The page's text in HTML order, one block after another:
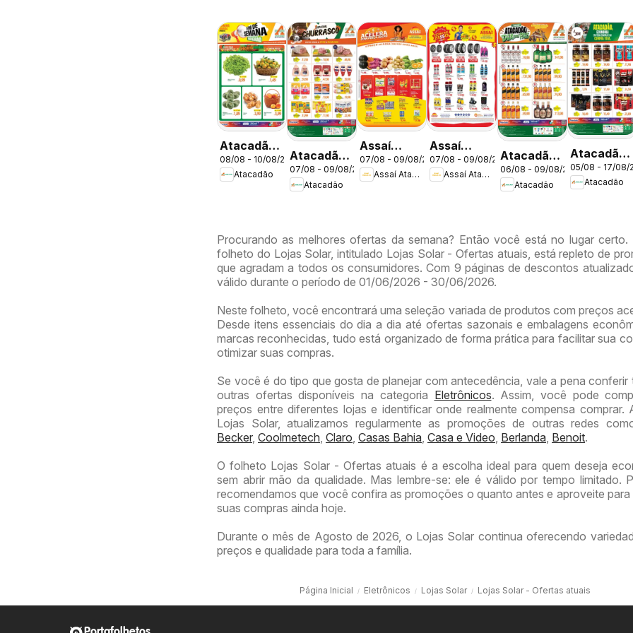
Atacadão
ofertas -
DF
08/08 - 10/08/2026
Atacadão
Atacadão
ofertas -
DF
07/08 - 09/08/2026
Atacadão
Assaí
Atacadista
ofertas -
07/08 - 09/08/2026
Assaí Atacadista
Assaí
Atacadista
ofertas -
07/08 - 09/08/2026
Assaí Atacadista
Atacadão
ofertas -
DF
06/08 - 09/08/2026
Atacadão
Atacadão
ofertas -
DF
05/08 - 17/08/
Atacadão
Procurando as melhores ofertas da semana? Então você está no lugar certo.
folheto do Lojas Solar, intitulado Lojas Solar - Ofertas atuais, está repleto de
que agradam a todos os consumidores. Com 9 páginas de descontos
válido durante o período de 01/06/2026 - 30/06/2026.
Neste folheto, você encontrará uma seleção variada de produtos com preços
Desde itens essenciais do dia a dia até ofertas sazonais e embalagens
marcas reconhecidas, tudo está organizado de forma prática para facilitar sua
otimizar suas compras.
Se você é do tipo que gosta de planejar com antecedência, vale a pena conferir
outras ofertas disponíveis na categoria Eletrônicos. Assim, você pode
preços entre diferentes lojas e identificar onde realmente compensa comprar.
Lojas Solar, atualizamos regularmente as promoções de outras redes
Becker, Coolmetech, Claro, Casas Bahia, Casa e Video, Berlanda, Benoit.
O folheto Lojas Solar - Ofertas atuais é a escolha ideal para quem deseja
sem abrir mão da qualidade. Mas lembre-se: ele é válido por tempo limitado.
recomendamos que você confira as promoções o quanto antes e aproveite para
suas compras ainda hoje.
Durante o mês de Agosto de 2026, o Lojas Solar continua oferecendo
preços e qualidade para toda a família.
Página Inicial Eletrônicos Lojas Solar Lojas Solar - Ofertas atuais